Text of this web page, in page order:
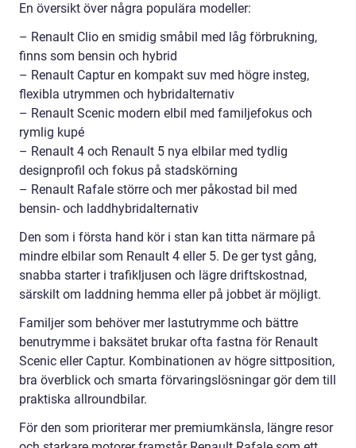
En översikt över några populära modeller:
– Renault Clio en smidig småbil med låg förbrukning,
finns som bensin och hybrid
– Renault Captur en kompakt suv med högre insteg,
flexibla utrymmen och hybridalternativ
– Renault Scenic modern elbil med familjefokus och
rymlig kupé
– Renault 4 och Renault 5 nya elbilar med tydlig
designprofil och fokus på stadskörning
– Renault Rafale större och mer påkostad bil med
bensin- och laddhybridalternativ
Den som i första hand kör i stan kan titta närmare på
mindre elbilar som Renault 4 eller 5. De ger tyst gång,
snabba starter i trafikljusen och lägre driftskostnad,
särskilt om laddning hemma eller på jobbet är möjligt.
Familjer som behöver mer lastutrymme och bättre
benutrymme i baksätet brukar ofta fastna för Renault
Scenic eller Captur. Kombinationen av högre sittposition,
bra överblick och smarta förvaringslösningar gör dem till
praktiska allroundbilar.
För den som prioriterar mer premiumkänsla, längre resor